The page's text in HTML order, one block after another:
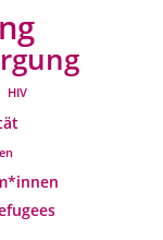
HIV